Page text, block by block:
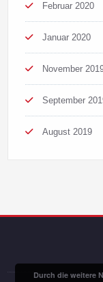
Februar 2020
Januar 2020
November
September
August 2019
Durch die weitere